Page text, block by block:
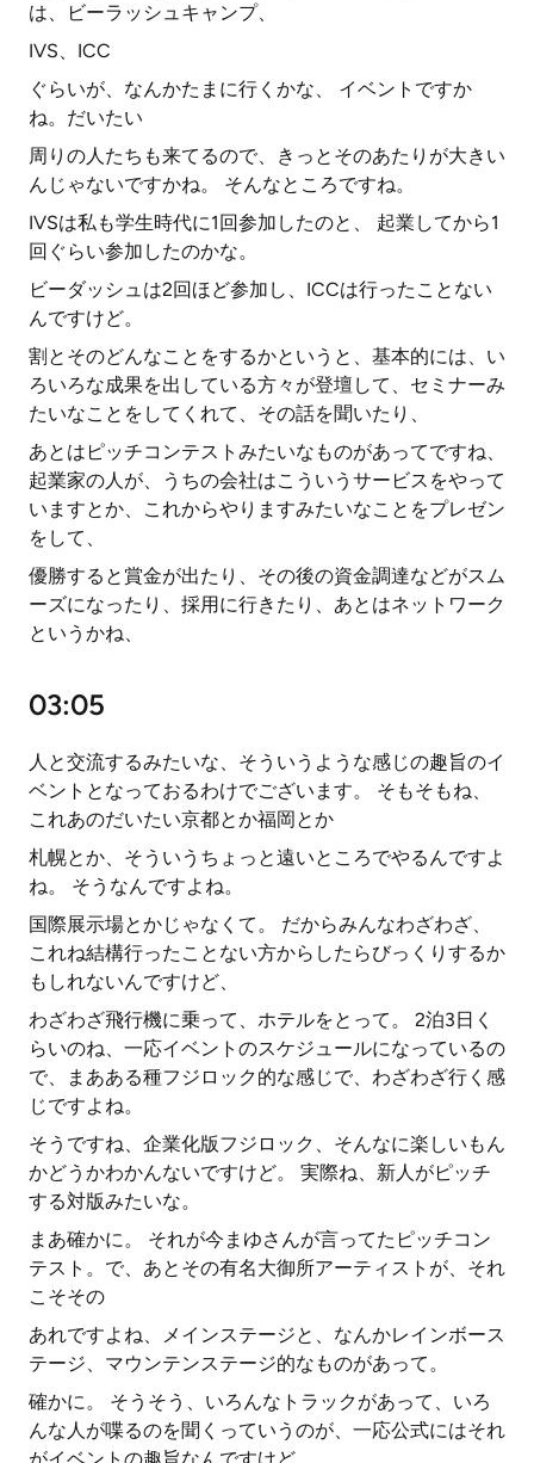
は、ビーラッシュキャンプ、
IVS、ICC
ぐらいが、なんかたまに行くかな、 イベントですか
ね。だいたい
周りの人たちも来てるので、きっとそのあたりが大きい
んじゃないですかね。 そんなところですね。
IVSは私も学生時代に1回参加したのと、 起業してから1
回ぐらい参加したのかな。
ビーダッシュは2回ほど参加し、ICCは行ったことない
んですけど。
割とそのどんなことをするかというと、基本的には、い
ろいろな成果を出している方々が登壇して、セミナーみ
たいなことをしてくれて、その話を聞いたり、
あとはピッチコンテストみたいなものがあってですね、
起業家の人が、うちの会社はこういうサービスをやって
いますとか、これからやりますみたいなことをプレゼン
をして、
優勝すると賞金が出たり、その後の資金調達などがスム
ーズになったり、採用に行きたり、あとはネットワーク
というかね、
03:05
人と交流するみたいな、そういうような感じの趣旨のイ
ベントとなっておるわけでございます。 そもそもね、
これあのだいたい京都とか福岡とか
札幌とか、そういうちょっと遠いところでやるんですよ
ね。 そうなんですよね。
国際展示場とかじゃなくて。 だからみんなわざわざ、
これね結構行ったことない方からしたらびっくりするか
もしれないんですけど、
わざわざ飛行機に乗って、ホテルをとって。 2泊3日く
らいのね、一応イベントのスケジュールになっているの
で、まあある種フジロック的な感じで、わざわざ行く感
じですよね。
そうですね、企業化版フジロック、そんなに楽しいもん
かどうかわかんないですけど。 実際ね、新人がピッチ
する対版みたいな。
まあ確かに。 それが今まゆさんが言ってたピッチコン
テスト。で、あとその有名大御所アーティストが、それ
こそその
あれですよね、メインステージと、なんかレインボース
テージ、マウンテンステージ的なものがあって。
確かに。 そうそう、いろんなトラックがあって、いろ
んな人が喋るのを聞くっていうのが、一応公式にはそれ